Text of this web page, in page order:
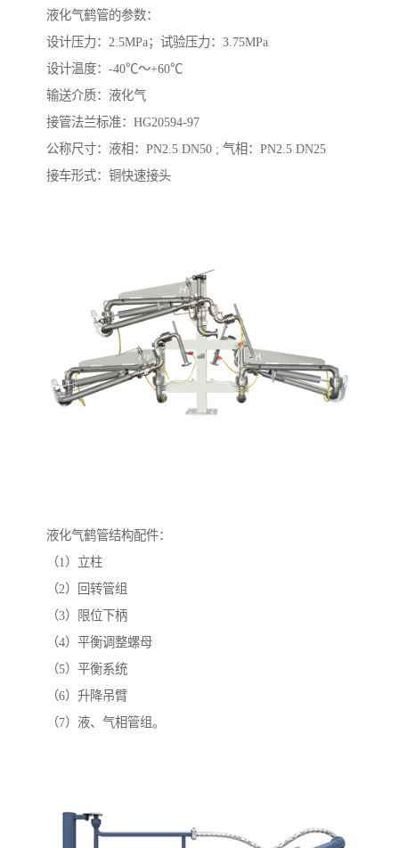
液化气鹤管的参数：
设计压力：2.5MPa；试验压力：3.75MPa
设计温度：-40℃～+60℃
输送介质：液化气
接管法兰标准：HG20594-97
公称尺寸：液相：PN2.5 DN50 ; 气相：PN2.5 DN25
接车形式：铜快速接头
液化气鹤管结构配件：
（1）立柱
（2）回转管组
（3）限位下柄
（4）平衡调整螺母
（5）平衡系统
（6）升降吊臂
（7）液、气相管组。